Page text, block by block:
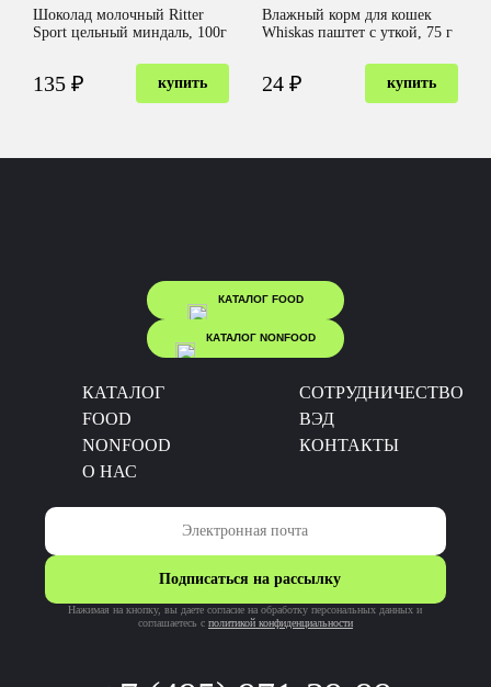
Шоколад молочный Ritter
Sport цельный миндаль, 100г
135 ₽ купить
Влажный корм для кошек
Whiskas паштет с уткой, 75 г
24 ₽ купить
КАТАЛОГ FOOD
КАТАЛОГ NONFOOD
КАТАЛОГ
CОТРУДНИЧЕСТВО
FOOD
ВЭД
NONFOOD
КОНТАКТЫ
О НАС
Подписаться на рассылку
Нажимая на кнопку, вы даете согласие на обработку персональных данных и
соглашаетесь c политикой конфиденциальности